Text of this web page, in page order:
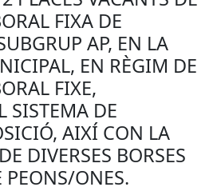
FIXA DE
AP, EN LA
EN RÈGIM DE
FIXE,
SISTEMA DE
AIXÍ CON LA
DIVERSES BORSES
PEONS/ONES.